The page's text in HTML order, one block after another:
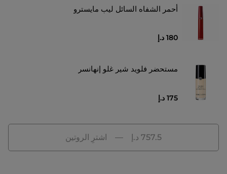
أحمر الشفاه السائل ليب مايسترو
180 د.إ
مستحضر فلويد شير غلو إنهانسر
175 د.إ
⁦757.5⁩ د.إ اشترِ الروتين